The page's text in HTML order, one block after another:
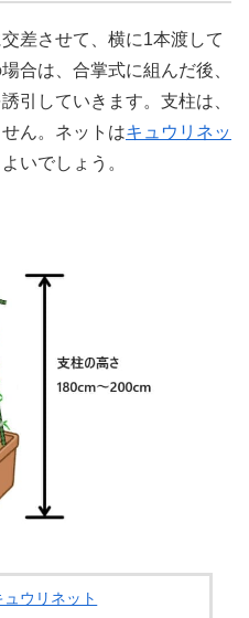
差させて、横に1本渡して
合は、合掌式に組んだ後、
引していきます。支柱は、
ん。ネットはキュウリネッ
いでしょう。
ュウリネット